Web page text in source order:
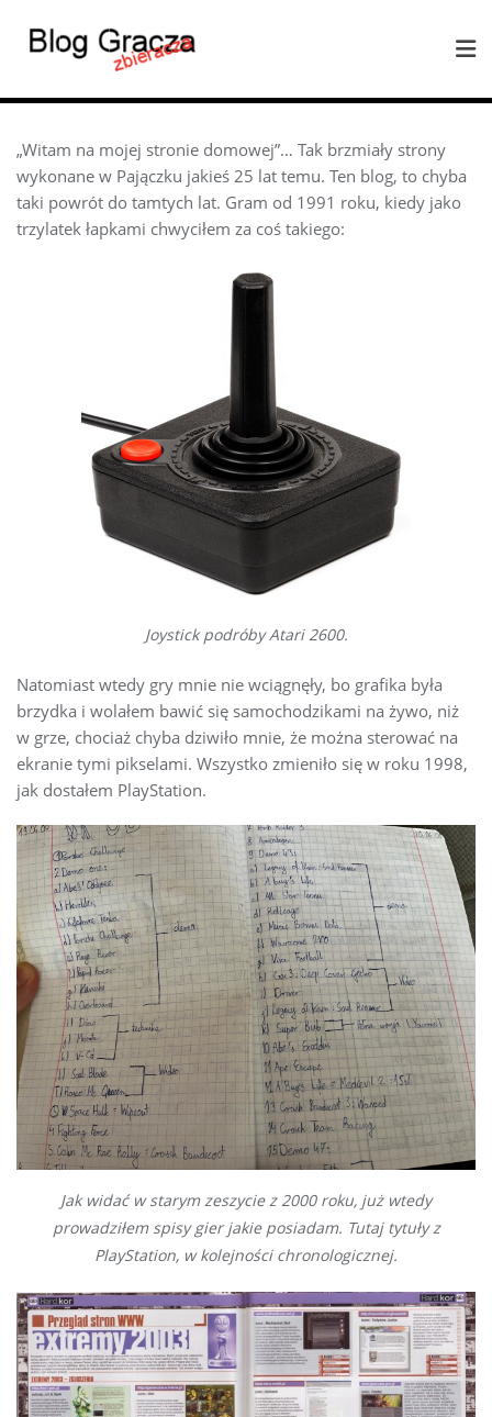
„Witam na mojej stronie domowej”… Tak brzmiały strony
wykonane w Pajączku jakieś 25 lat temu. Ten blog, to chyba
taki powrót do tamtych lat. Gram od 1991 roku, kiedy jako
trzylatek łapkami chwyciłem za coś takiego:
Joystick podróby Atari 2600.
Natomiast wtedy gry mnie nie wciągnęły, bo grafika była
brzydka i wolałem bawić się samochodzikami na żywo, niż
w grze, chociaż chyba dziwiło mnie, że można sterować na
ekranie tymi pikselami. Wszystko zmieniło się w roku 1998,
jak dostałem PlayStation.
Jak widać w starym zeszycie z 2000 roku, już wtedy
prowadziłem spisy gier jakie posiadam. Tutaj tytuły z
PlayStation, w kolejności chronologicznej.